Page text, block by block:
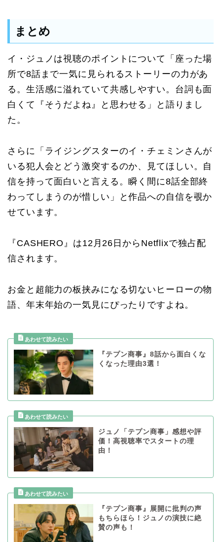
まとめ
イ・ジュノは視聴のポイントについて「座った場
所で8話まで一気に見られるストーリーの力があ
る。生活感に溢れていて共感しやすい。台詞も面
白くて『そうだよね』と思わせる」と語りまし
た。
さらに「ライジングスターのイ・チェミンさんが
いる犯人会とどう激突するのか、見てほしい。自
信を持って面白いと言える。瞬く間に8話全部終
わってしまうのが惜しい」と作品への自信を覗か
せています。
『CASHERO』は12月26日からNetflixで独占配
信されます。
お金と超能力の板挟みになる切ないヒーローの物
語、年末年始の一気見にぴったりですよね。
『テプン商事』8話から面白くな
くなった理由3選！
ジュノ「テプン商事」感想や評
価！高視聴率でスタートの理
由！
『テプン商事』展開に批判の声
もちらほら！ジュノの演技に絶
賛の声も！